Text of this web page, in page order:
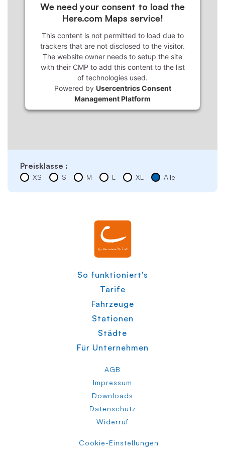
We need your consent to load the
Here.com Maps service!
This content is not permitted to load due to
trackers that are not disclosed to the visitor.
The website owner needs to setup the site
with their CMP to add this content to the list
of technologies used.
Powered by Usercentrics Consent
Management Platform
Preisklasse :
XS S M L XL Alle
So funktioniert's
Tarife
Fahrzeuge
Stationen
Städte
Für Unternehmen
AGB
Impressum
Downloads
Datenschutz
Widerruf
Cookie-Einstellungen